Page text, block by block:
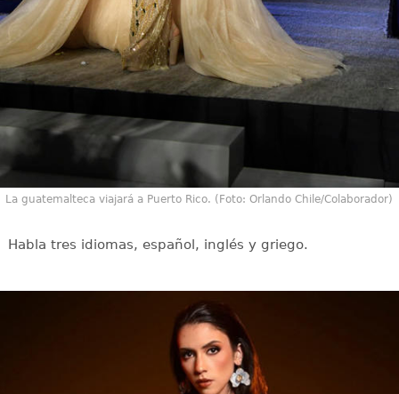
La guatemalteca viajará a Puerto Rico. (Foto: Orlando Chile/Colaborador)
Habla tres idiomas, español, inglés y griego.